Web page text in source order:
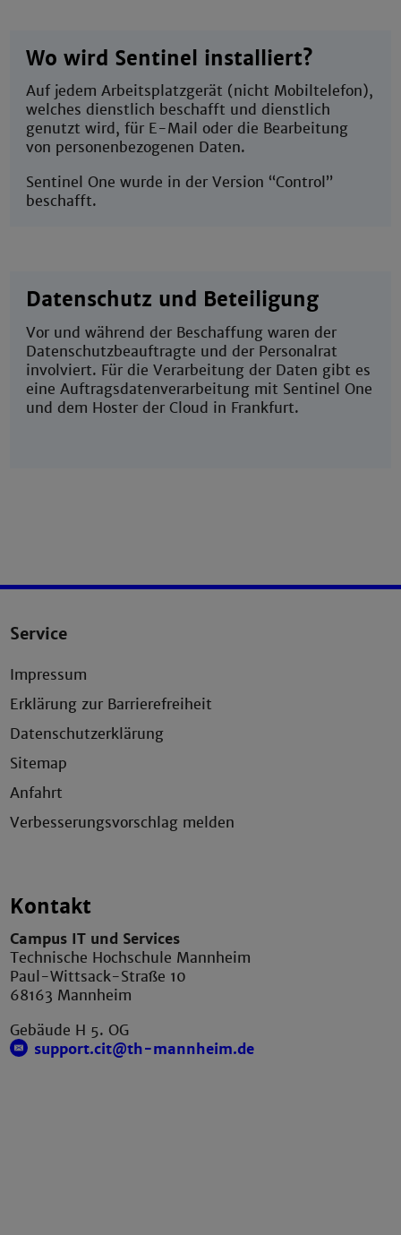
Wo wird Sentinel installiert?
Auf jedem Arbeitsplatzgerät (nicht Mobiltelefon),
welches dienstlich beschafft und dienstlich
genutzt wird, für E-Mail oder die Bearbeitung
von personenbezogenen Daten.
Sentinel One wurde in der Version “Control”
beschafft.
Datenschutz und Beteiligung
Vor und während der Beschaffung waren der
Datenschutzbeauftragte und der Personalrat
involviert. Für die Verarbeitung der Daten gibt es
eine Auftragsdatenverarbeitung mit Sentinel One
und dem Hoster der Cloud in Frankfurt.
Service
Impressum
Erklärung zur Barrierefreiheit
Datenschutzerklärung
Sitemap
Anfahrt
Verbesserungsvorschlag melden
Kontakt
Campus IT und Services
Technische Hochschule Mannheim
Paul-Wittsack-Straße 10
68163 Mannheim
Gebäude H 5. OG
support.cit@th-mannheim.de